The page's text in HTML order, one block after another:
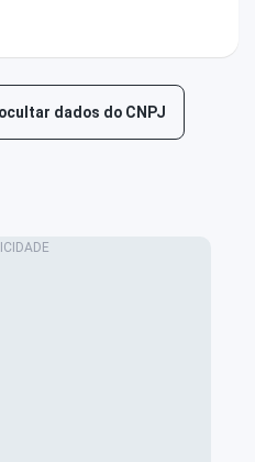
dados do CNPJ